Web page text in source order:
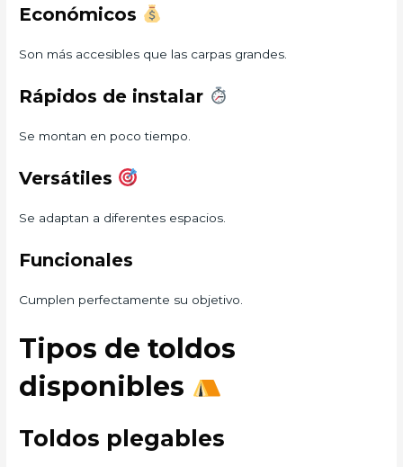
Económicos
Son más accesibles que las carpas grandes.
Rápidos de instalar
Se montan en poco tiempo.
Versátiles
Se adaptan a diferentes espacios.
Funcionales
Cumplen perfectamente su objetivo.
Tipos de toldos
disponibles
Toldos plegables